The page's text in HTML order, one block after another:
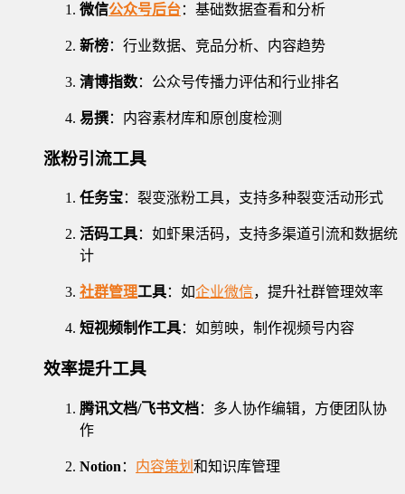
微信公众号后台：基础数据查看和分析
新榜：行业数据、竞品分析、内容趋势
清博指数：公众号传播力评估和行业排名
易撰：内容素材库和原创度检测
涨粉引流工具
任务宝：裂变涨粉工具，支持多种裂变活动形式
活码工具：如虾果活码，支持多渠道引流和数据统
计
社群管理工具：如企业微信，提升社群管理效率
短视频制作工具：如剪映，制作视频号内容
效率提升工具
腾讯文档/飞书文档：多人协作编辑，方便团队协
作
Notion ： 内容策划 和知识库管理